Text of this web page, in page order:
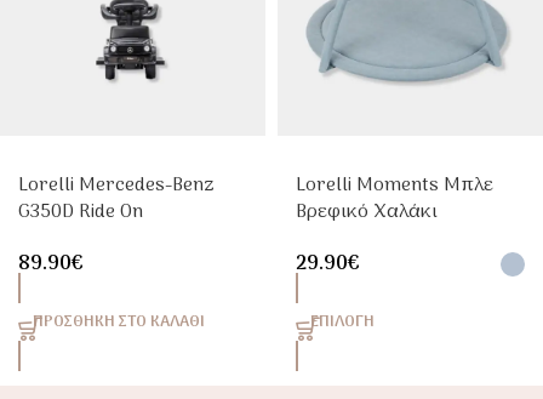
Lorelli Mercedes-Benz
G350D Ride On
Περπατούρα Με
89.90€
ΠΡΟΣΘΉΚΗ ΣΤΟ ΚΑΛΆΘΙ
Lorelli Moments Μπλε
Βρεφικό Χαλάκι
Παιχνίδια
29.90€
ΕΠΙΛΟΓΉ